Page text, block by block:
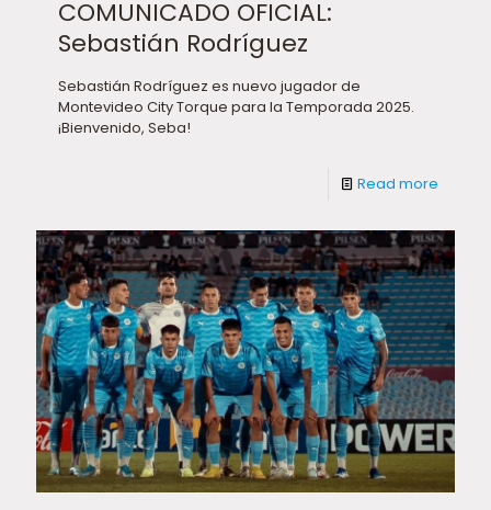
COMUNICADO OFICIAL:
Sebastián Rodríguez
Sebastián Rodríguez es nuevo jugador de
Montevideo City Torque para la Temporada 2025.
¡Bienvenido, Seba!
Read more